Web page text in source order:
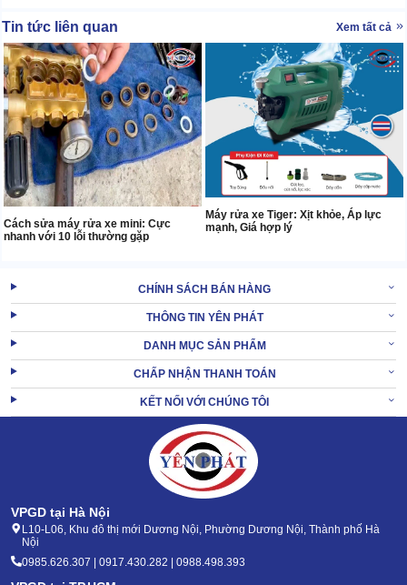
Tin tức liên quan Xem tất cả
Cách sửa máy rửa xe mini: Cực
nhanh với 10 lỗi thường gặp
Máy rửa xe Tiger: Xịt khỏe, Áp lực
mạnh, Giá hợp lý
CHÍNH SÁCH BÁN HÀNG
THÔNG TIN YÊN PHÁT
DANH MỤC SẢN PHẨM
CHẤP NHẬN THANH TOÁN
KẾT NỐI VỚI CHÚNG TÔI
VPGD tại Hà Nội
L10-L06, Khu đô thị mới Dương Nội, Phường Dương Nội, Thành phố Hà
Nội
0985.626.307 | 0917.430.282 | 0988.498.393